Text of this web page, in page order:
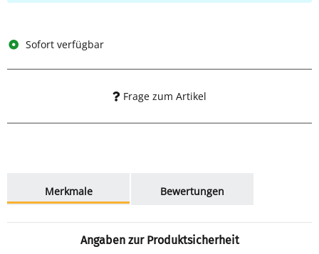
Sofort verfügbar
Frage zum Artikel
Merkmale
Bewertungen
Angaben zur Produktsicherheit